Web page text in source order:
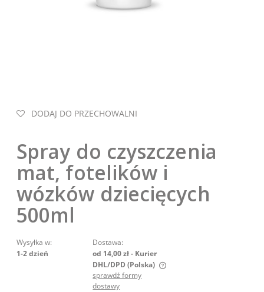
DODAJ DO PRZECHOWALNI
Spray do czyszczenia
mat, fotelików i
wózków dziecięcych
500ml
Wysyłka w:
1-2 dzień
Dostawa:
od 14,00 zł- Kurier
DHL/DPD (Polska)
Cena nie zawiera ewentualnych kosztów płatności
sprawdź formy
dostawy